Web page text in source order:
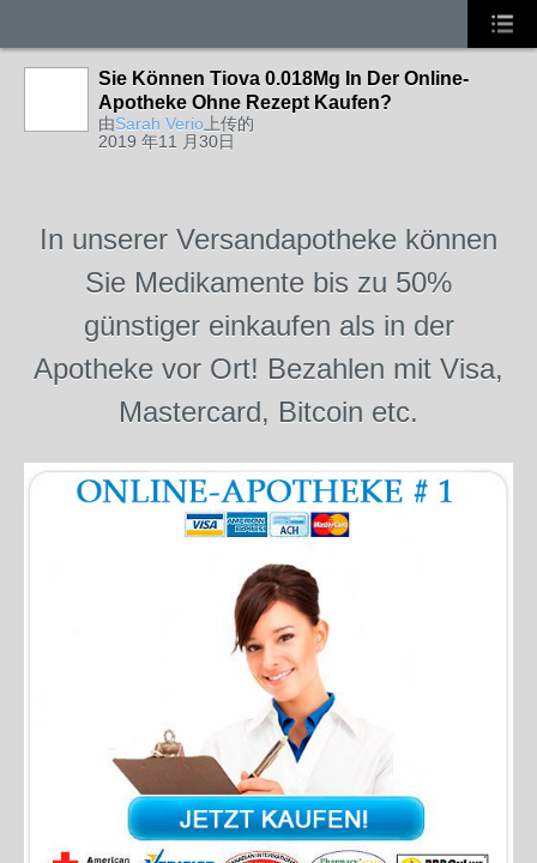
Sie Können Tiova 0.018Mg In Der Online-
Apotheke Ohne Rezept Kaufen?
由Sarah Verio 上传的
2019 年11 月30日
In unserer Versandapotheke können
Sie Medikamente bis zu 50%
günstiger einkaufen als in der
Apotheke vor Ort! Bezahlen mit Visa,
Mastercard, Bitcoin etc.